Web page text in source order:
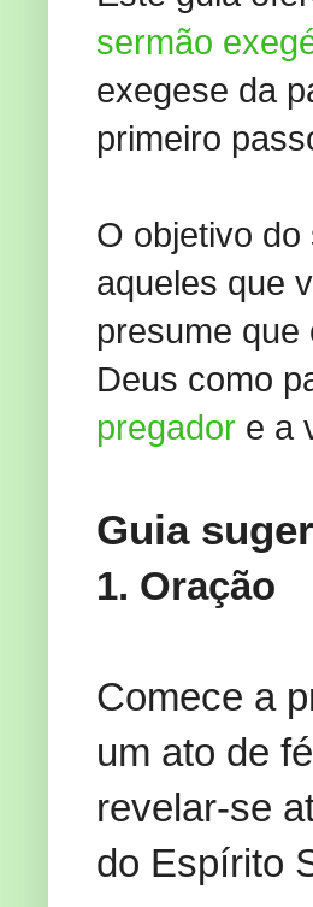
sermão
exegese da
primeiro
O objetivo
aqueles que
presume que
Deus como
pregador e a
Guia
1. Oração
Comece a
um ato de
revelar-se
do Espírito